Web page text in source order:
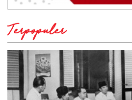
Terpopuler